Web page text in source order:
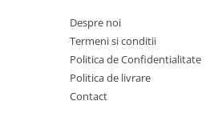
Despre noi
Termeni si conditii
Politica de Confidentialitate
Politica de livrare
Contact